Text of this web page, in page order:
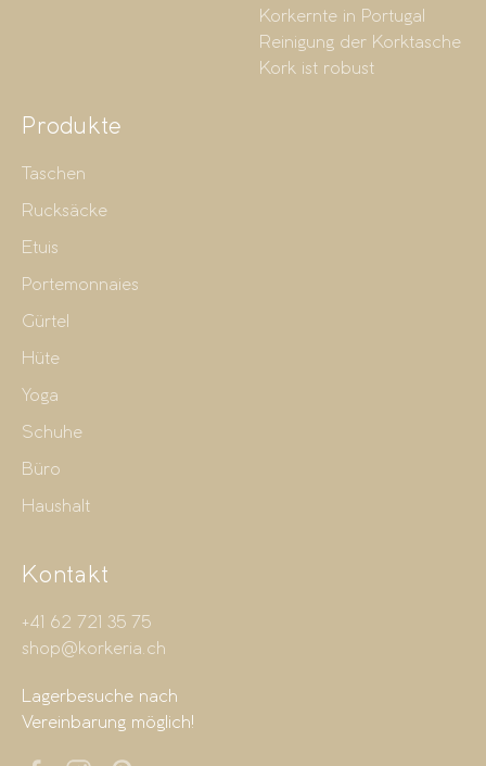
Korkernte in Portugal
Reinigung der Korktasche
Kork ist robust
Produkte
Taschen
Rucksäcke
Etuis
Portemonnaies
Gürtel
Hüte
Yoga
Schuhe
Büro
Haushalt
Kontakt
+41 62 721 35 75
shop@korkeria.ch
Lagerbesuche nach
Vereinbarung möglich!